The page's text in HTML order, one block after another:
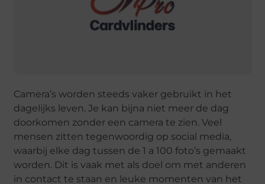
Camera’s worden steeds vaker gebruikt in het
dagelijks leven. Je kan bijna niet meer de dag
doorkomen zonder een camera te zien. Veel
mensen zitten tegenwoordig op social media,
waarbij elke dag tussen de 1 a 100 foto’s gemaakt
worden. Dit is vaak met als doel om met anderen
in contact te staan en leuke momenten van het